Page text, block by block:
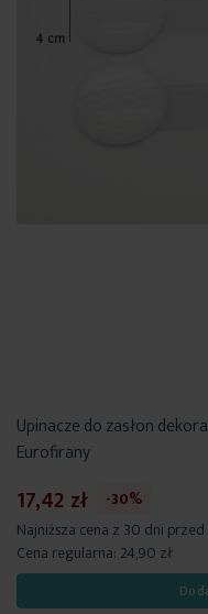
Upinacze do zasłon
Eurofirany
17,42 zł
-30%
Najniższa cena z 30 dni przed
Cena regularna: 24,90 zł